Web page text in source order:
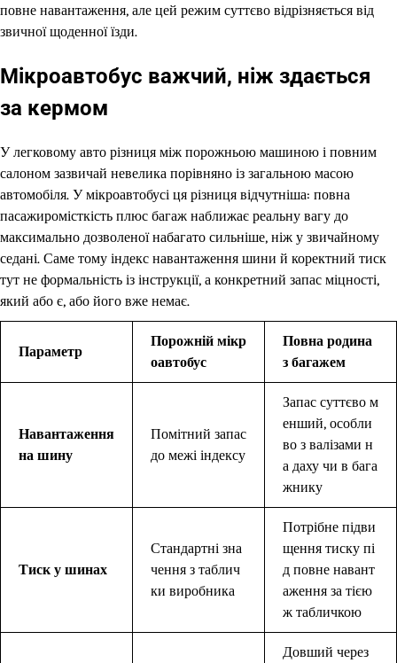
повне навантаження, але цей режим суттєво відрізняється від
звичної щоденної їзди.
Мікроавтобус важчий, ніж здається
за кермом
У легковому авто різниця між порожньою машиною і повним
салоном зазвичай невелика порівняно із загальною масою
автомобіля. У мікроавтобусі ця різниця відчутніша: повна
пасажиромісткість плюс багаж наближає реальну вагу до
максимально дозволеної набагато сильніше, ніж у звичайному
седані. Саме тому індекс навантаження шини й коректний тиск
тут не формальність із інструкції, а конкретний запас міцності,
який або є, або його вже немає.
Параметр
Порожній мікр
оавтобус
Повна родина
з багажем
Навантаження
на шину
Помітний запас
до межі індексу
Запас суттєво м
енший, особли
во з валізами н
а даху чи в бага
жнику
Тиск у шинах
Стандартні зна
чення з таблич
ки виробника
Потрібне підви
щення тиску пі
д повне навант
аження за тією
ж табличкою
Довший через